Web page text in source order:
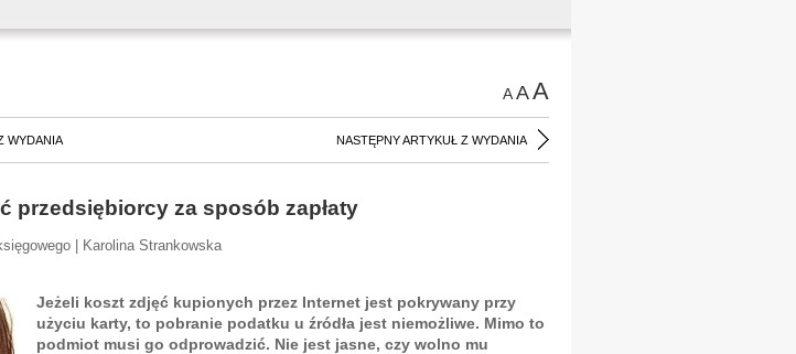
AAA
WYDANIA NASTĘPNY ARTYKUŁ Z WYDANIA
przedsiębiorcy za sposób zapłaty
| Karolina Strankowska
Jeżeli koszt zdjęć kupionych przez Internet jest pokrywany przy
użyciu karty, to pobranie podatku u źródła jest niemożliwe. Mimo to
podmiot musi go odprowadzić. Nie jest jasne, czy wolno mu